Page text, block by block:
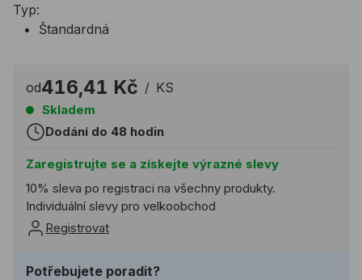
Typ:
Štandardná
od416,41 Kč / KS
Skladem
Dodání do 48 hodin
Zaregistrujte se a získejte výrazné slevy
10% sleva po registraci na všechny produkty.
Individuální slevy pro velkoobchod
Registrovat
Potřebujete poradit?